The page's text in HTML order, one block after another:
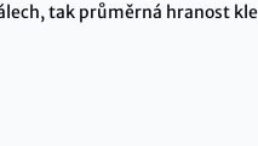
tak průměrná hranost